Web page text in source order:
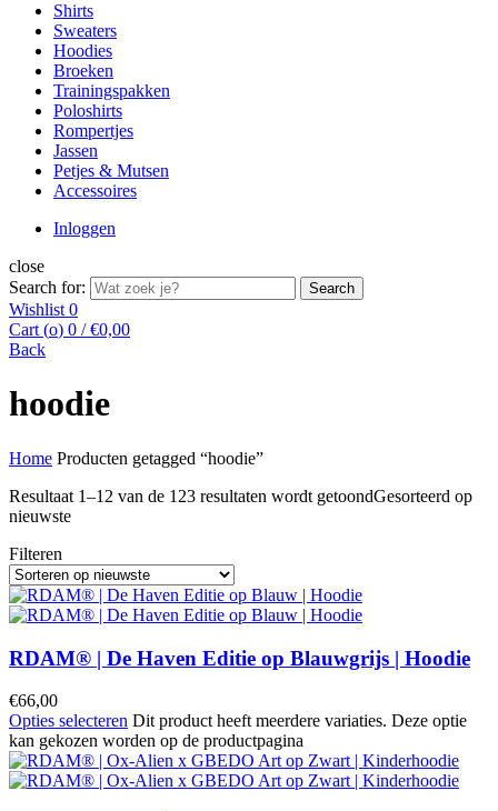
Shirts
Sweaters
Hoodies
Broeken
Trainingspakken
Poloshirts
Rompertjes
Jassen
Petjes & Mutsen
Accessoires
Inloggen
close
Search for:
Search
Wishlist 0
Cart (o) 0 / €0,00
Back
hoodie
Home Producten getagged “hoodie”
Resultaat 1–12 van de 123 resultaten wordt getoondGesorteerd op
nieuwste
Filteren
RDAM® | De Haven Editie op Blauwgrijs | Hoodie
€66,00
Opties selecteren Dit product heeft meerdere variaties. Deze optie
kan gekozen worden op de productpagina